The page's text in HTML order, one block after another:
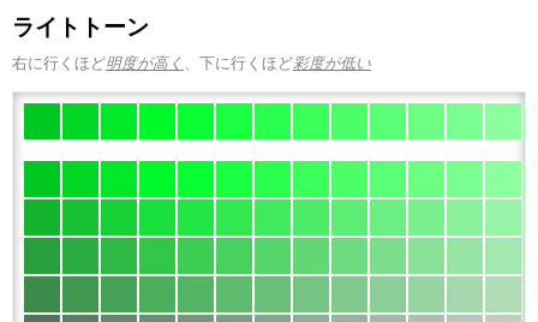
ライトトーン
右に行くほど明度が高く 、下に行くほど彩度が低い